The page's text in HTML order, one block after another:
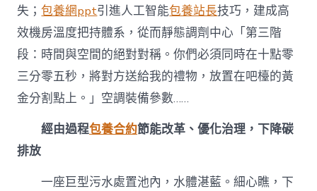
失；包養網ppt引進人工智能包養站長技巧，建成高
效機房溫度把持體系，從而靜態調劑中心「第三階
段：時間與空間的絕對對稱。你們必須同時在十點零
三分零五秒，將對方送給我的禮物，放置在吧檯的黃
金分割點上。」空調裝備參數……
經由過程包養合約節能改革、優化治理，下降碳
排放
一座巨型污水處置池內，水體湛藍。細心瞧，下